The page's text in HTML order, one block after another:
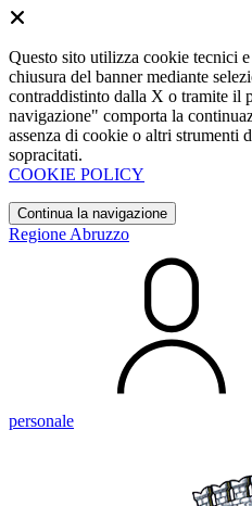
Questo sito utilizza cookie tecnici
chiusura del banner mediante
contraddistinto dalla X o tramite il
navigazione" comporta la
assenza di cookie o altri strumenti
sopracitati.
COOKIE POLICY
Continua la navigazione
Regione Abruzzo
personale